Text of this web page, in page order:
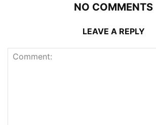
NO COMMENTS
LEAVE A REPLY